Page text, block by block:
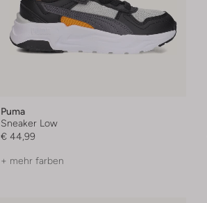
Puma
Sneaker Low
€ 44,99
+ mehr farben